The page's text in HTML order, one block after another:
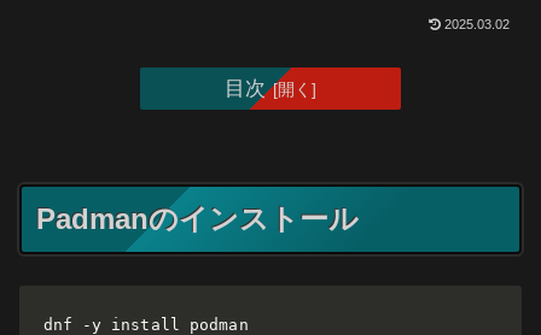
2025.03.02
目次
Padmanのインストール
dnf -y install podman